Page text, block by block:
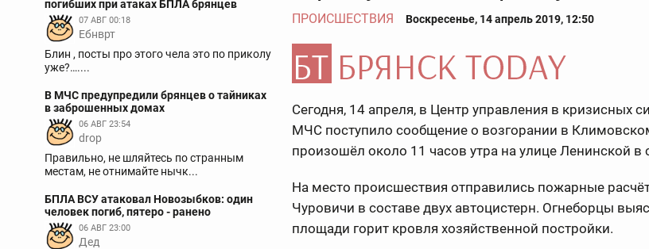
погибших при атаках БПЛА брянцев
07 АВГ 00:18
Ебнврт
Блин , посты про этого чела это по приколу
уже?…....
В МЧС предупредили брянцев о тайниках
в заброшенных домах
06 АВГ 23:54
drop
Правильно, не шляйтесь по странным
местам, не отнимайте нычк...
БПЛА ВСУ атаковал Новозыбков: один
человек погиб, пятеро - ранено
06 АВГ 23:00
Дед
ПРОИСШЕСТВИЯ Воскресенье, 14 апрель 2019, 12:50
Сегодня, 14 апреля, в Центр управления в кризисных
МЧС поступило сообщение о возгорании в
произошёл около 11 часов утра на улице Ленинской в
На место происшествия отправились пожарные
Чуровичи в составе двух автоцистерн. Огнеборцы
площади горит кровля хозяйственной постройки.